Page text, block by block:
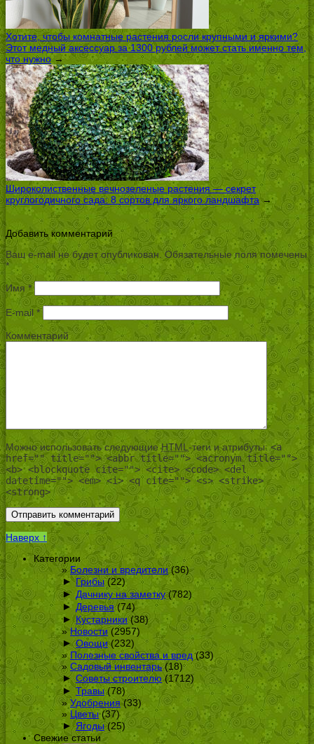
Хотите, чтобы комнатные растения росли крупными и яркими?
Этот медный аксессуар за 1300 рублей может стать именно тем,
что нужно →
Широколиственные вечнозеленые растения — секрет
круглогодичного сада: 8 сортов для яркого ландшафта→
Добавить комментарий
Ваш e-mail не будет опубликован.Обязательные поля помечены
*
Имя*
E-mail *
Комментарий
Можно использовать следующиеHTML -теги и атрибуты:<a
href="" title=""> <abbr title=""> <acronym title="">
<b> <blockquote cite=""> <cite> <code> <del
datetime=""> <em> <i> <q cite=""> <s> <strike>
<strong>
Наверх ↑
Категории
Болезни и вредители(36)
► Грибы(22)
► Дачнику на заметку(782)
► Деревья(74)
► Кустарники(38)
Новости(2957)
► Овощи(232)
Полезные свойства и вред(33)
Садовый инвентарь(18)
► Советы строителю(1712)
► Травы(78)
Удобрения(33)
Цветы(37)
► Ягоды(25)
Свежие статьи